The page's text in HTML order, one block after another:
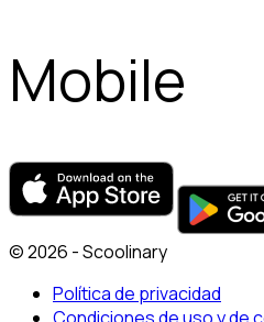
Mobile
© 2026 - Scoolinary
Política de privacidad